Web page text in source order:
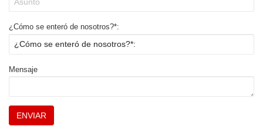
¿Cómo se enteró de nosotros?*:
Mensaje